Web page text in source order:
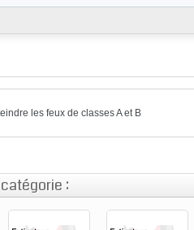
les feux de classes A et B
: